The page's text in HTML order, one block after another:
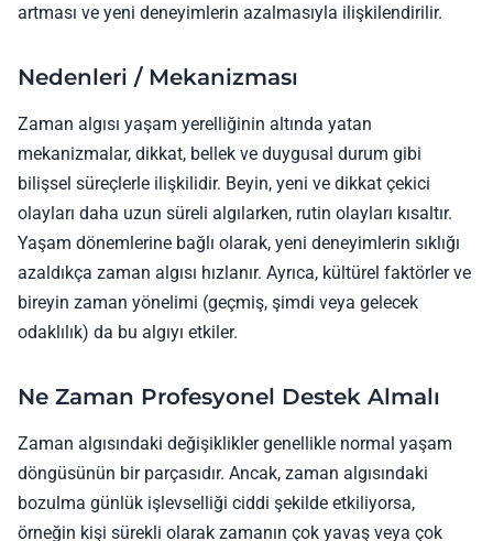
artması ve yeni deneyimlerin azalmasıyla ilişkilendirilir.
Nedenleri / Mekanizması
Zaman algısı yaşam yerelliğinin altında yatan
mekanizmalar, dikkat, bellek ve duygusal durum gibi
bilişsel süreçlerle ilişkilidir. Beyin, yeni ve dikkat çekici
olayları daha uzun süreli algılarken, rutin olayları kısaltır.
Yaşam dönemlerine bağlı olarak, yeni deneyimlerin sıklığı
azaldıkça zaman algısı hızlanır. Ayrıca, kültürel faktörler ve
bireyin zaman yönelimi (geçmiş, şimdi veya gelecek
odaklılık) da bu algıyı etkiler.
Ne Zaman Profesyonel Destek Almalı
Zaman algısındaki değişiklikler genellikle normal yaşam
döngüsünün bir parçasıdır. Ancak, zaman algısındaki
bozulma günlük işlevselliği ciddi şekilde etkiliyorsa,
örneğin kişi sürekli olarak zamanın çok yavaş veya çok